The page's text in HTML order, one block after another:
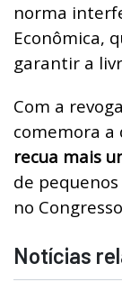
norma
Econômica,
garantir a
Com a
comemora a
recua mais
de
no
Notícias